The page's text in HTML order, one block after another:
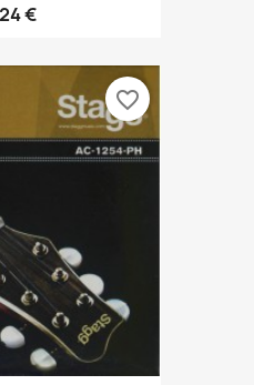
€
favorite_border